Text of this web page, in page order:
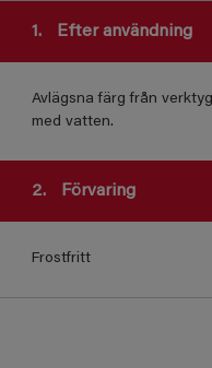
1. Efter användning
Avlägsna färg från
med vatten.
2. Förvaring
Frostfritt